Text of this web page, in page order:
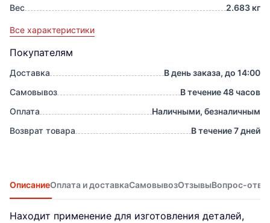
Вес
2.683 кг
Все характеристики
Покупателям
Доставка
В день заказа, до 14:00
Самовывоз
В течение 48 часов
Оплата
Наличными, безналичным
Возврат товара
В течение 7 дней
ОписаниеОплата и доставкаСамовывозОтзывыВопрос-
Находит применение для изготовления деталей,